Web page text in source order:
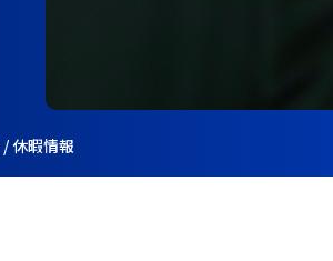
/休暇情報